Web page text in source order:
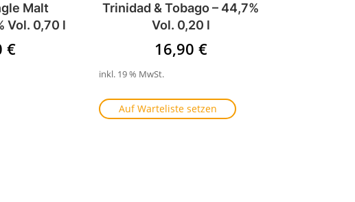
Malt
Vol. 0,70 l
€
Trinidad & Tobago – 44,7%
Vol. 0,20 l
16,90 €
inkl. 19 % MwSt.
Auf Warteliste setzen